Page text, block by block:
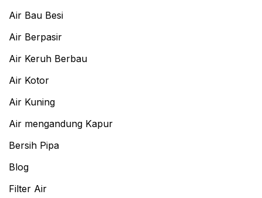
Air Bau Besi
Air Berpasir
Air Keruh Berbau
Air Kotor
Air Kuning
Air mengandung Kapur
Bersih Pipa
Blog
Filter Air